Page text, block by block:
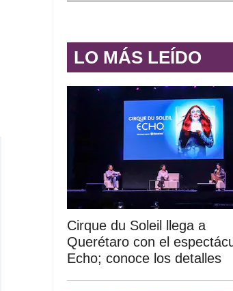
LO MÁS LEÍDO
Cirque du Soleil llega a
Querétaro con el
Echo; conoce los detalles